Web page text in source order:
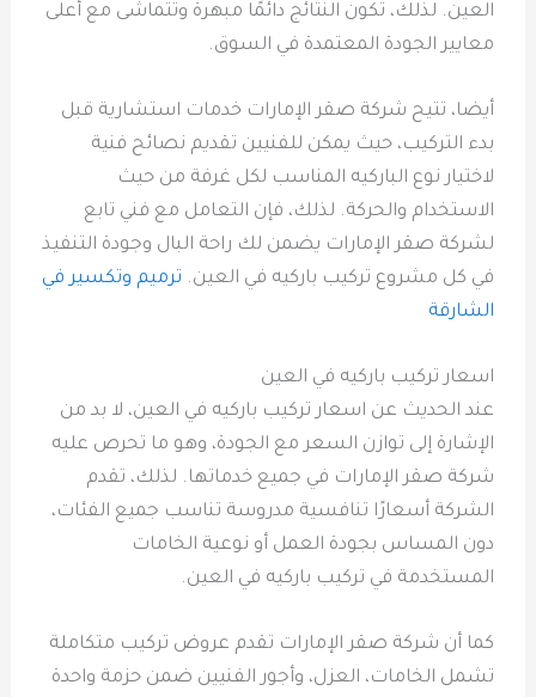
العين. لذلك، تكون النتائج دائمًا مبهرة وتتماشى مع أعلى
معايير الجودة المعتمدة في السوق.
أيضا، تتيح شركة صقر الإمارات خدمات استشارية قبل
بدء التركيب، حيث يمكن للفنيين تقديم نصائح فنية
لاختيار نوع الباركيه المناسب لكل غرفة من حيث
الاستخدام والحركة. لذلك، فإن التعامل مع فني تابع
لشركة صقر الإمارات يضمن لك راحة البال وجودة التنفيذ
في كل مشروع تركيب باركيه في العين. ترميم وتكسير في
الشارقة
اسعار تركيب باركيه في العين
عند الحديث عن اسعار تركيب باركيه في العين، لا بد من
الإشارة إلى توازن السعر مع الجودة، وهو ما تحرص عليه
شركة صقر الإمارات في جميع خدماتها. لذلك، تقدم
الشركة أسعارًا تنافسية مدروسة تناسب جميع الفئات،
دون المساس بجودة العمل أو نوعية الخامات
المستخدمة في تركيب باركيه في العين.
كما أن شركة صقر الإمارات تقدم عروض تركيب متكاملة
تشمل الخامات، العزل، وأجور الفنيين ضمن حزمة واحدة